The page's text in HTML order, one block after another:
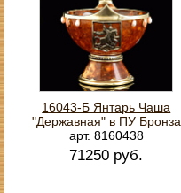
16043-Б Янтарь Чаша
"Державная" в ПУ Бронза
арт. 8160438
71250 руб.